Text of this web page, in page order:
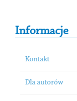
Informacje
Kontakt
Dla autorów